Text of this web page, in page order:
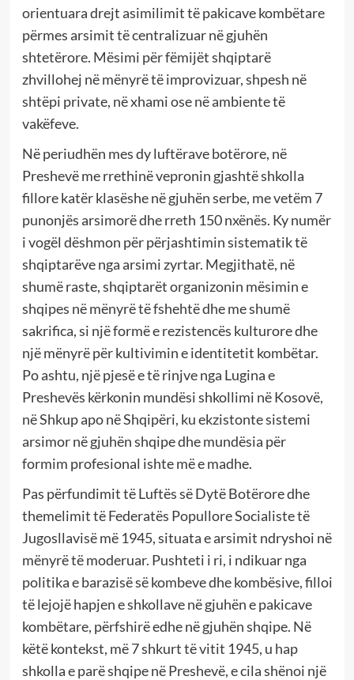
orientuara drejt asimilimit të pakicave kombëtare
përmes arsimit të centralizuar në gjuhën
shtetërore. Mësimi për fëmijët shqiptarë
zhvillohej në mënyrë të improvizuar, shpesh në
shtëpi private, në xhami ose në ambiente të
vakëfeve.
Në periudhën mes dy luftërave botërore, në
Preshevë me rrethinë vepronin gjashtë shkolla
fillore katër klasëshe në gjuhën serbe, me vetëm 7
punonjës arsimorë dhe rreth 150 nxënës. Ky numër
i vogël dëshmon për përjashtimin sistematik të
shqiptarëve nga arsimi zyrtar. Megjithatë, në
shumë raste, shqiptarët organizonin mësimin e
shqipes në mënyrë të fshehtë dhe me shumë
sakrifica, si një formë e rezistencës kulturore dhe
një mënyrë për kultivimin e identitetit kombëtar.
Po ashtu, një pjesë e të rinjve nga Lugina e
Preshevës kërkonin mundësi shkollimi në Kosovë,
në Shkup apo në Shqipëri, ku ekzistonte sistemi
arsimor në gjuhën shqipe dhe mundësia për
formim profesional ishte më e madhe.
Pas përfundimit të Luftës së Dytë Botërore dhe
themelimit të Federatës Popullore Socialiste të
Jugosllavisë më 1945, situata e arsimit ndryshoi në
mënyrë të moderuar. Pushteti i ri, i ndikuar nga
politika e barazisë së kombeve dhe kombësive, filloi
të lejojë hapjen e shkollave në gjuhën e pakicave
kombëtare, përfshirë edhe në gjuhën shqipe. Në
këtë kontekst, më 7 shkurt të vitit 1945, u hap
shkolla e parë shqipe në Preshevë, e cila shënoi një